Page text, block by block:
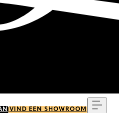
VIND EEN SHOWROOM